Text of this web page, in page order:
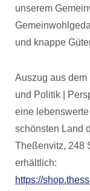
unserem
und knappe
Auszug aus
und Politik |
eine
schönsten Land
Theßenvitz, 248
erhältlich:
https://